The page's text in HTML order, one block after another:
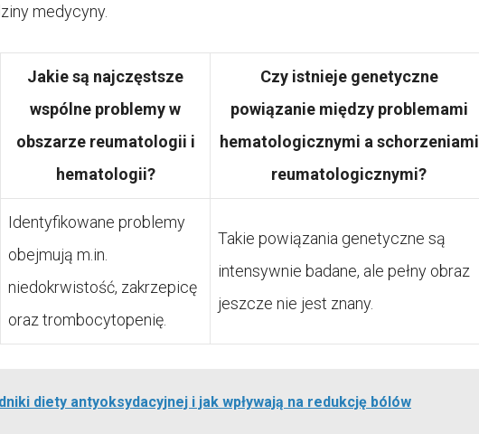
medycyny.
Jakie są najczęstsze
wspólne problemy w
obszarze reumatologii i
hematologii?
Czy istnieje genetyczne
powiązanie między problemami
hematologicznymi a schorzeniami
reumatologicznymi?
Identyfikowane problemy
obejmują m.in.
niedokrwistość, zakrzepicę
oraz trombocytopenię.
Takie powiązania genetyczne są
intensywnie badane, ale pełny obraz
jeszcze nie jest znany.
diety antyoksydacyjnej i jak wpływają na redukcję bólów